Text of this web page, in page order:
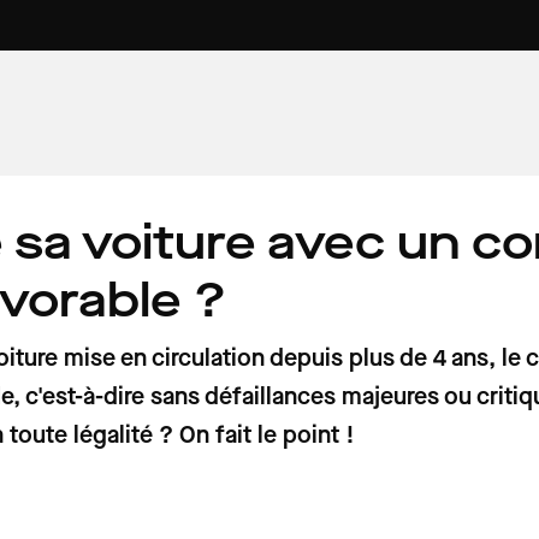
7 min
voiture
AU VOLANT
France ce samedi 1er août 2026
4 min
de
VOITURE PROPRE
hausse de l’électricité du 1er août
votre recharge ?
6 min
end du
PATRIMOINE
l'étonnant vocabulaire des gardiens
de la Route des Phares dans le
Finistère
voiture avec un
?
mise en circulation depuis plus de 4 ans,
c'est-à-dire sans défaillances majeures ou
toute légalité ? On fait le point !